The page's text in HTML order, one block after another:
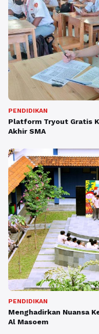
PENDIDIKAN
Platform Tryout Gratis
Akhir SMA
PENDIDIKAN
Menghadirkan Nuansa
Al Masoem